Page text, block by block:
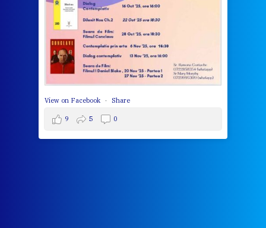
View on Facebook · Share
9 5 0